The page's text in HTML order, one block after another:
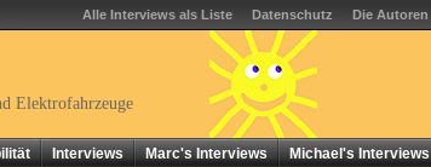
Alle Interviews als Liste Datenschutz Die Autoren
Elektrofahrzeuge
Interviews Marc's Interviews Michael's Interviews